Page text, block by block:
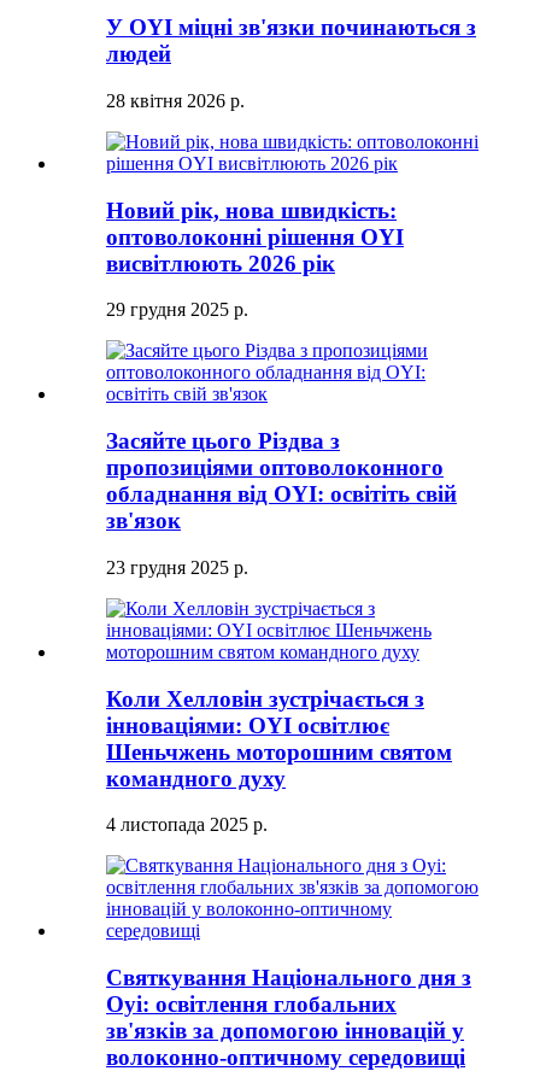
У OYI міцні зв'язки починаються з
людей
28 квітня 2026 р.
Новий рік, нова швидкість:
оптоволоконні рішення OYI
висвітлюють 2026 рік
29 грудня 2025 р.
Засяйте цього Різдва з
пропозиціями оптоволоконного
обладнання від OYI: освітіть свій
зв'язок
23 грудня 2025 р.
Коли Хелловін зустрічається з
інноваціями: OYI освітлює
Шеньчжень моторошним святом
командного духу
4 листопада 2025 р.
Святкування Національного дня з
Oyi: освітлення глобальних
зв'язків за допомогою інновацій у
волоконно-оптичному середовищі